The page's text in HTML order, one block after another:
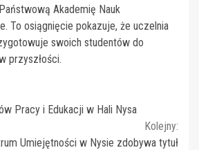
Akademię Nauk
To osiągnięcie pokazuje, że uczelnia
swoich studentów do
przyszłości.
Pracy i Edukacji w Hali Nysa
Kolejny:
Umiejętności w Nysie zdobywa tytuł